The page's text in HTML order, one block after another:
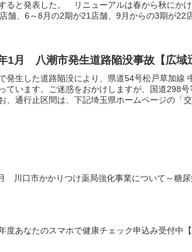
ると発表した。 リニューアルは春から秋にか
舗、6～8月の2期が21店舗、9月からの3期が22
1月 八潮市発生道路陥没事故【広域
発生した道路陥没により、県道54号松戸草加線
ています。ご迷惑をおかけしますが、国道298
、通行止区間は、下記埼玉県ホームページの「交
川口市かかりつけ薬局強化事業について～糖尿
あなたのスマホで健康チェック申込み受付中【